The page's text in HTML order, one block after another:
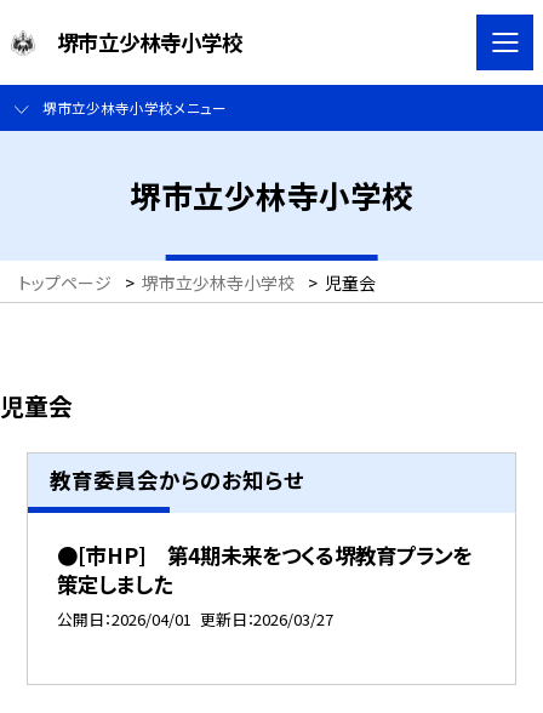
堺市立少林寺小学校
堺市立少林寺小学校メニュー
堺市立少林寺小学校
トップページ > 堺市立少林寺小学校 > 児童会
児童会
教育委員会からのお知らせ
●[市HP] 第4期未来をつくる堺教育プランを
策定しました
公開日 2026/04/01 更新日 2026/03/27